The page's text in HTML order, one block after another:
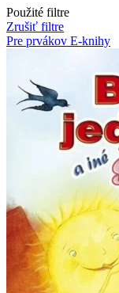
Použité filtre
Zrušiť filtre
Pre prvákov E-knihy